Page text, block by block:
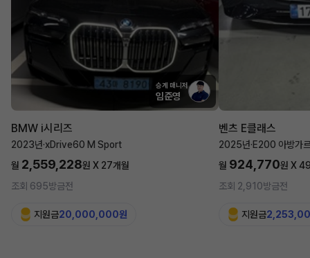
승계 매니저
임준영
BMW i시리즈
2023년·xDrive60 M Sport
월 2,559,228원 X 27개월
조회 695방금전
지원금20,000,000원
벤츠 E클래스
2025년·E200 아방가
월 924,770원 X
조회 2,910방금전
지원금